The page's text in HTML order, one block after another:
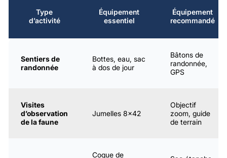
Type
d’activité
Équipement
essentiel
Équipement
recommandé
Sentiers de
randonnée
Bottes, eau, sac
à dos de jour
Bâtons de
randonnée,
GPS
Visites
d’observation
de la faune
Jumelles 8×42
Objectif
zoom, guide
de terrain
Coque de